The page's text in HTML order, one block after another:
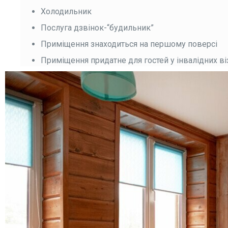
Холодильник
Послуга дзвінок-“будильник”
Приміщення знаходиться на першому поверсі
Приміщення придатне для гостей у інвалідних